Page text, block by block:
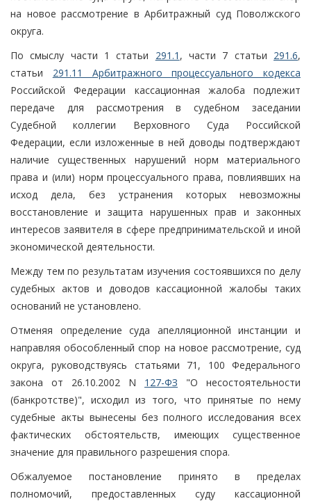
на новое рассмотрение в Арбитражный суд Поволжского
округа.
По смыслу части 1 статьи 291.1 , части 7 статьи 291.6,
статьи 291.11 Арбитражного процессуального кодекса
Российской Федерации кассационная жалоба подлежит
передаче для рассмотрения в судебном заседании
Судебной коллегии Верховного Суда Российской
Федерации, если изложенные в ней доводы подтверждают
наличие существенных нарушений норм материального
права и (или) норм процессуального права, повлиявших на
исход дела, без устранения которых невозможны
восстановление и защита нарушенных прав и законных
интересов заявителя в сфере предпринимательской и иной
экономической деятельности.
Между тем по результатам изучения состоявшихся по делу
судебных актов и доводов кассационной жалобы таких
оснований не установлено.
Отменяя определение суда апелляционной инстанции и
направляя обособленный спор на новое рассмотрение, суд
округа, руководствуясь статьями 71, 100 Федерального
закона от 26.10.2002 N 127-ФЗ "О несостоятельности
(банкротстве)", исходил из того, что принятые по нему
судебные акты вынесены без полного исследования всех
фактических обстоятельств, имеющих существенное
значение для правильного разрешения спора.
Обжалуемое постановление принято в пределах
полномочий, предоставленных суду кассационной